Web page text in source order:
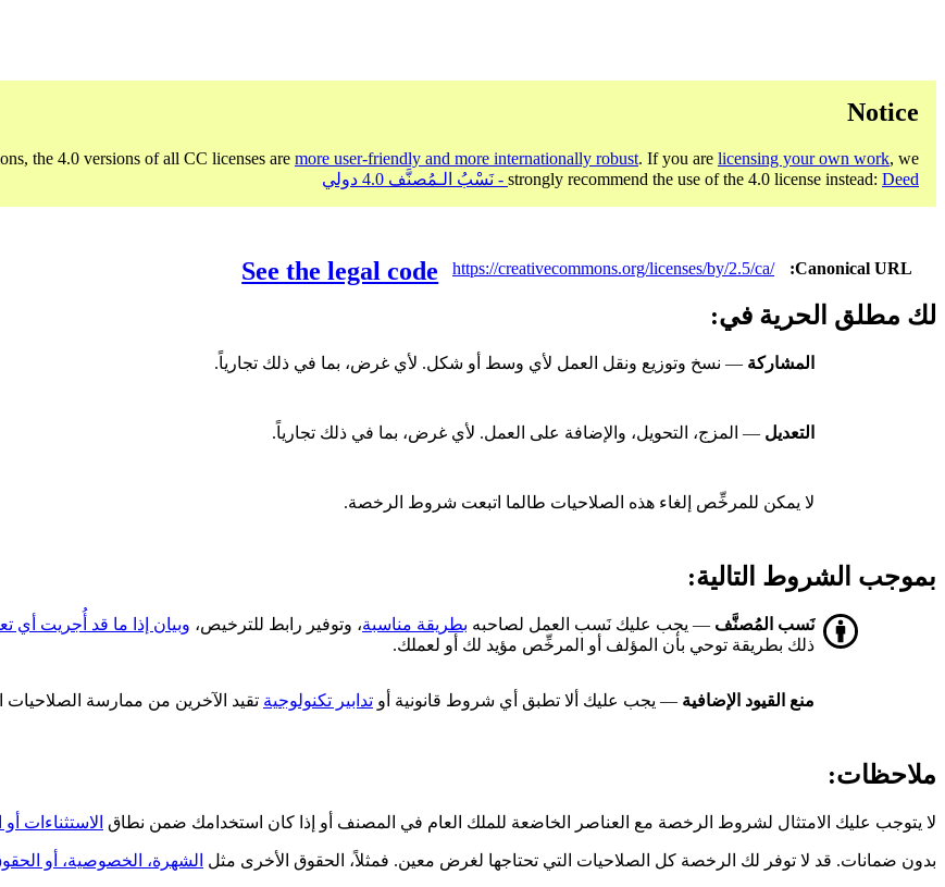
Notice
the 4.0 versions of all CC licenses are more user-friendly and more internationally robust. If you are licensing your own work, we
strongly recommend the use of the 4.0 license instead: Deed - نَسْبُ الـمُصنَّف 4.0 دولي
Canonical URL
https://creativecommons.org/licenses/by/2.5/ca/
See the legal code
لك مطلق الحرية في:
المشاركة — نسخ وتوزيع ونقل العمل لأي وسط أو شكل. لأي غرض، بما في ذلك تجارياً.
التعديل — المزج، التحويل، والإضافة على العمل. لأي غرض، بما في ذلك تجارياً.
لا يمكن للمرخِّص إلغاء هذه الصلاحيات طالما اتبعت شروط الرخصة.
بموجب الشروط التالية:
نَسب المُصنَّف — يجب عليك نَسب العمل لصاحبه بطريقة مناسبة، وتوفير رابط للترخيص، وبيان إذا ما قد أُجريت أي
ذلك بطريقة توحي بأن المؤلف أو المرخِّص مؤيد لك أو لعملك.
منع القيود الإضافية — يجب عليك ألا تطبق أي شروط قانونية أو تدابير تكنولوجية تقيد الآخرين من ممارسة الصلاحيات
ملاحظات:
لا يتوجب عليك الامتثال لشروط الرخصة مع العناصر الخاضعة للملك العام في المصنف أو إذا كان استخدامك ضمن نطاق الاستثناءات
بدون ضمانات. قد لا توفر لك الرخصة كل الصلاحيات التي تحتاجها لغرض معين. فمثلاً، الحقوق الأخرى مثل الشهرة، الخصوصية، أو